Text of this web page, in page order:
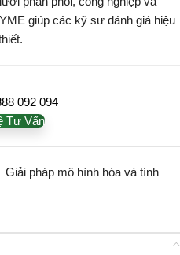
giúp các kỹ sư đánh giá hiệu
092 094
Tư Vấn
Giải pháp mô hình hóa và tính